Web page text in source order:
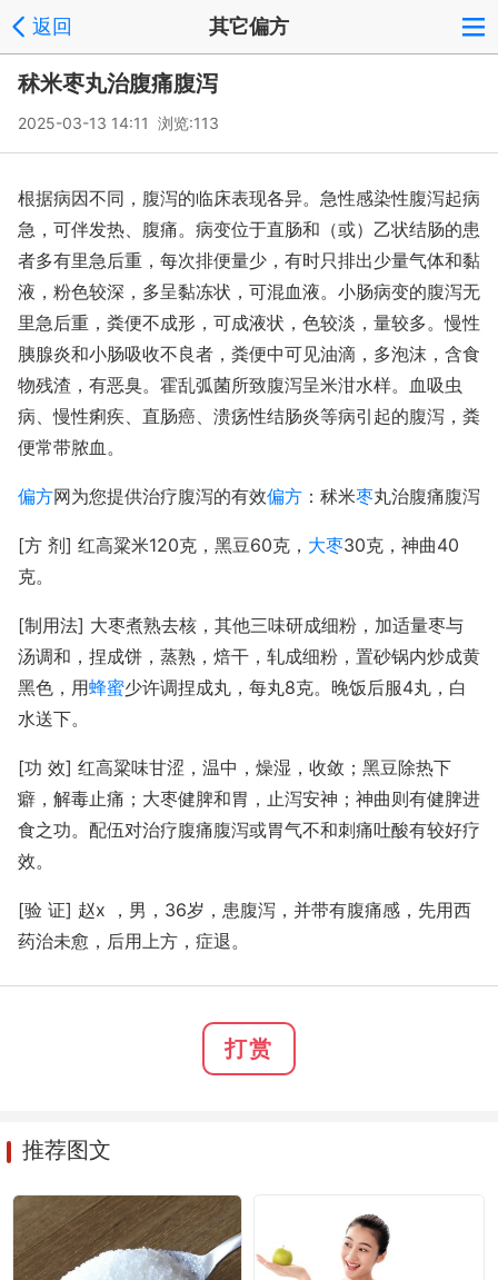
返回 其它偏方
秫米枣丸治腹痛腹泻
2025-03-13 14:11 浏览:113
根据病因不同，腹泻的临床表现各异。急性感染性腹泻起病
急，可伴发热、腹痛。病变位于直肠和（或）乙状结肠的患
者多有里急后重，每次排便量少，有时只排出少量气体和黏
液，粉色较深，多呈黏冻状，可混血液。小肠病变的腹泻无
里急后重，粪便不成形，可成液状，色较淡，量较多。慢性
胰腺炎和小肠吸收不良者，粪便中可见油滴，多泡沫，含食
物残渣，有恶臭。霍乱弧菌所致腹泻呈米泔水样。血吸虫
病、慢性痢疾、直肠癌、溃疡性结肠炎等病引起的腹泻，粪
便常带脓血。
偏方网为您提供治疗腹泻的有效偏方 ：秫米枣丸治腹痛腹泻
[方 剂] 红高粱米120克，黑豆60克， 大枣30克，神曲40
克。
[制用法] 大枣煮熟去核，其他三味研成细粉，加适量枣与
汤调和，捏成饼，蒸熟，焙干，轧成细粉，置砂锅内炒成黄
黑色，用蜂蜜少许调捏成丸，每丸8克。晚饭后服4丸，白
水送下。
[功 效] 红高粱味甘涩，温中，燥湿，收敛；黑豆除热下
癖，解毒止痛；大枣健脾和胃，止泻安神；神曲则有健脾进
食之功。配伍对治疗腹痛腹泻或胃气不和刺痛吐酸有较好疗
效。
[验 证] 赵x ，男，36岁，患腹泻，并带有腹痛感，先用西
药治未愈，后用上方，症退。
打赏
推荐图文